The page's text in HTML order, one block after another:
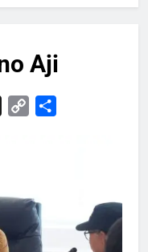
Aji
Threads
Copy